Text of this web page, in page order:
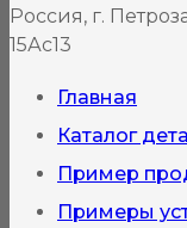
Россия, г.
15Ас13
Главная
Каталог
Пример
Примеры